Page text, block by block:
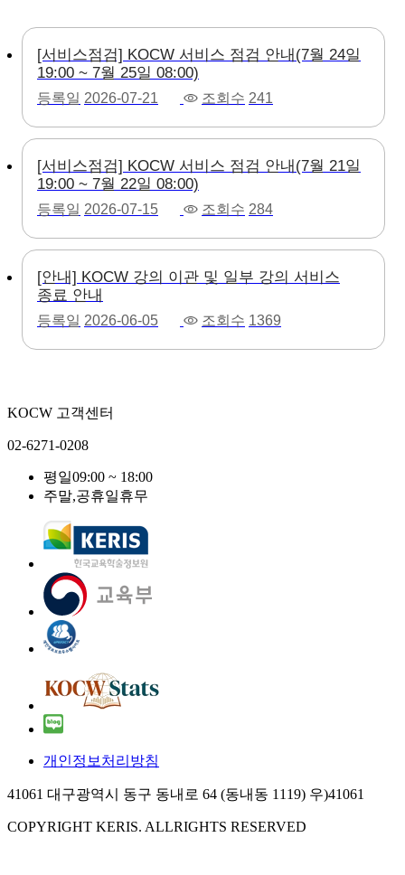
[서비스점검] KOCW 서비스 점검 안내(7월 24일
19:00 ~ 7월 25일 08:00)
등록일 2026-07-21 조회수 241
[서비스점검] KOCW 서비스 점검 안내(7월 21일
19:00 ~ 7월 22일 08:00)
등록일 2026-07-15 조회수 284
[안내] KOCW 강의 이관 및 일부 강의 서비스
종료 안내
등록일 2026-06-05 조회수 1369
KOCW 고객센터
02-6271-0208
평일09:00 ~ 18:00
주말,공휴일휴무
개인정보처리방침
41061 대구광역시 동구 동내로 64 (동내동 1119) 우)41061
COPYRIGHT KERIS. ALLRIGHTS RESERVED